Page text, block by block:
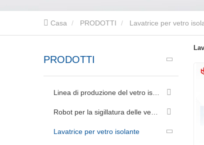
Casa PRODOTTI Lavatrice per vetro
PRODOTTI
Lavatrice per vetro isolante